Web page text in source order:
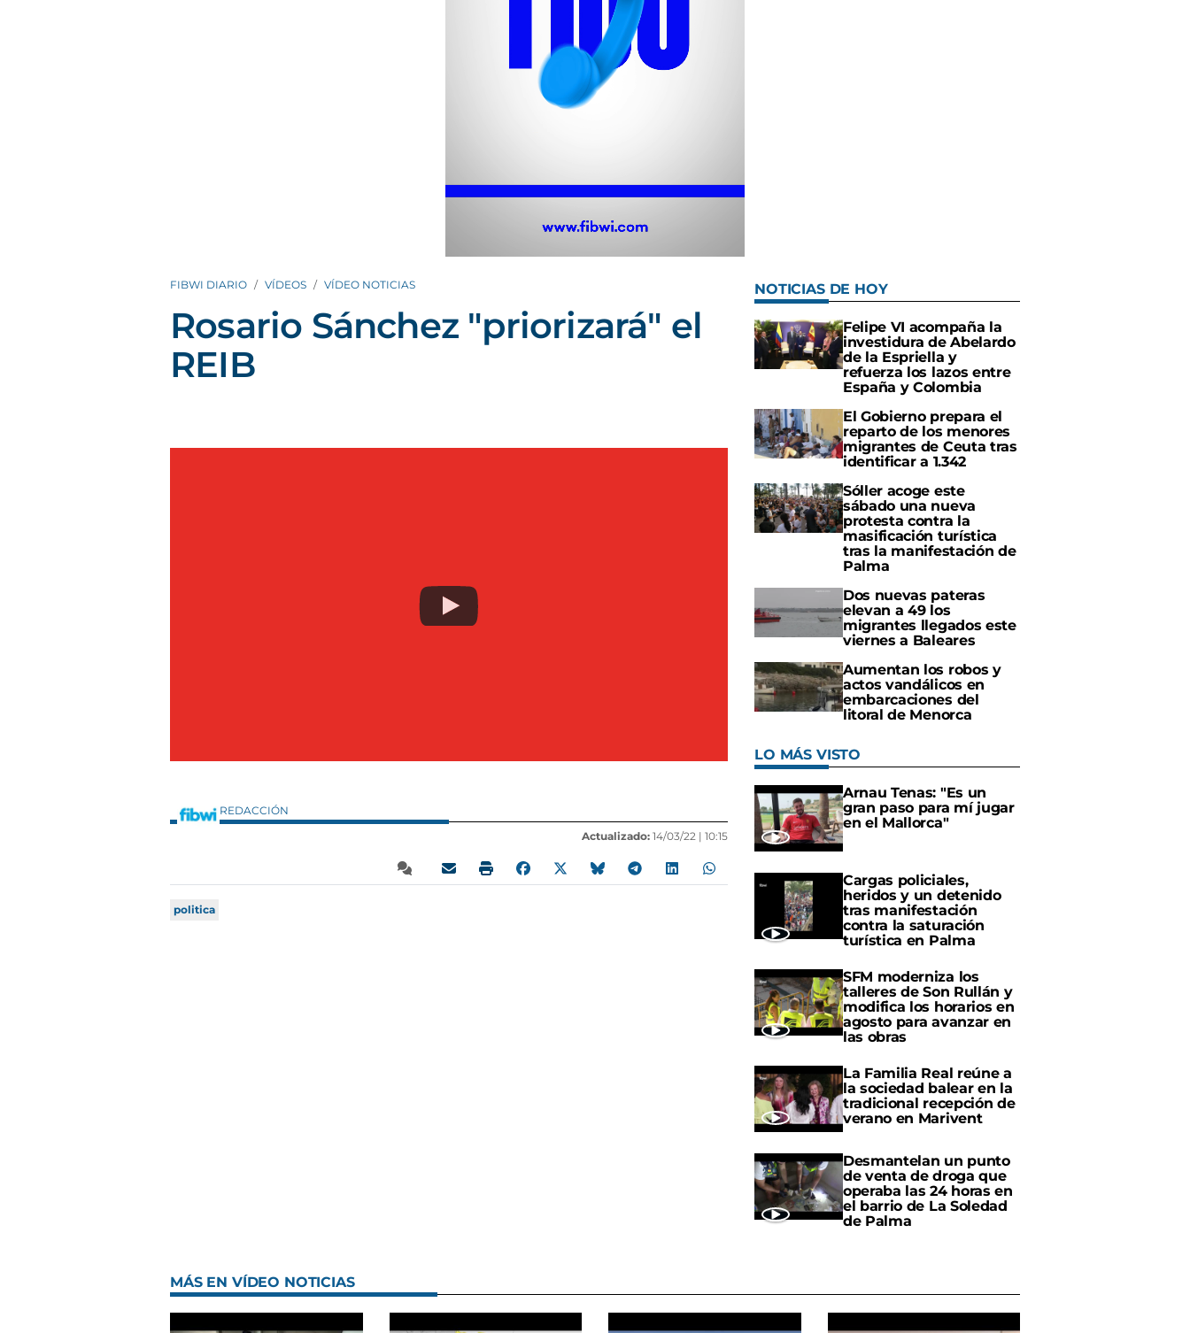
FIBWI DIARIO VÍDEOS VÍDEO NOTICIAS
Rosario Sánchez "priorizará" el
REIB
REDACCIÓN
Actualizado: 14/03/22 | 10:15
politica
NOTICIAS DE HOY
Felipe VI acompaña la
investidura de Abelardo
de la Espriella y
refuerza los lazos entre
España y Colombia
El Gobierno prepara el
reparto de los menores
migrantes de Ceuta tras
identificar a 1.342
Sóller acoge este
sábado una nueva
protesta contra la
masificación turística
tras la manifestación de
Palma
Dos nuevas pateras
elevan a 49 los
migrantes llegados este
viernes a Baleares
Aumentan los robos y
actos vandálicos en
embarcaciones del
litoral de Menorca
LO MÁS VISTO
Arnau Tenas: "Es un
gran paso para mí jugar
en el Mallorca"
Cargas policiales,
heridos y un detenido
tras manifestación
contra la saturación
turística en Palma
SFM moderniza los
talleres de Son Rullán y
modifica los horarios en
agosto para avanzar en
las obras
La Familia Real reúne a
la sociedad balear en la
tradicional recepción de
verano en Marivent
Desmantelan un punto
de venta de droga que
operaba las 24 horas en
el barrio de La Soledad
de Palma
MÁS EN VÍDEO NOTICIAS